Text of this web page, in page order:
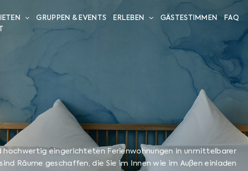
GRUPPEN & EVENTS ERLEBEN GÄSTESTIMMEN
FAQ
hochwertig eingerichteten Ferienwohnungen in unmittelbarer
Räume geschaffen, die Sie im Innen wie im Außen einladen